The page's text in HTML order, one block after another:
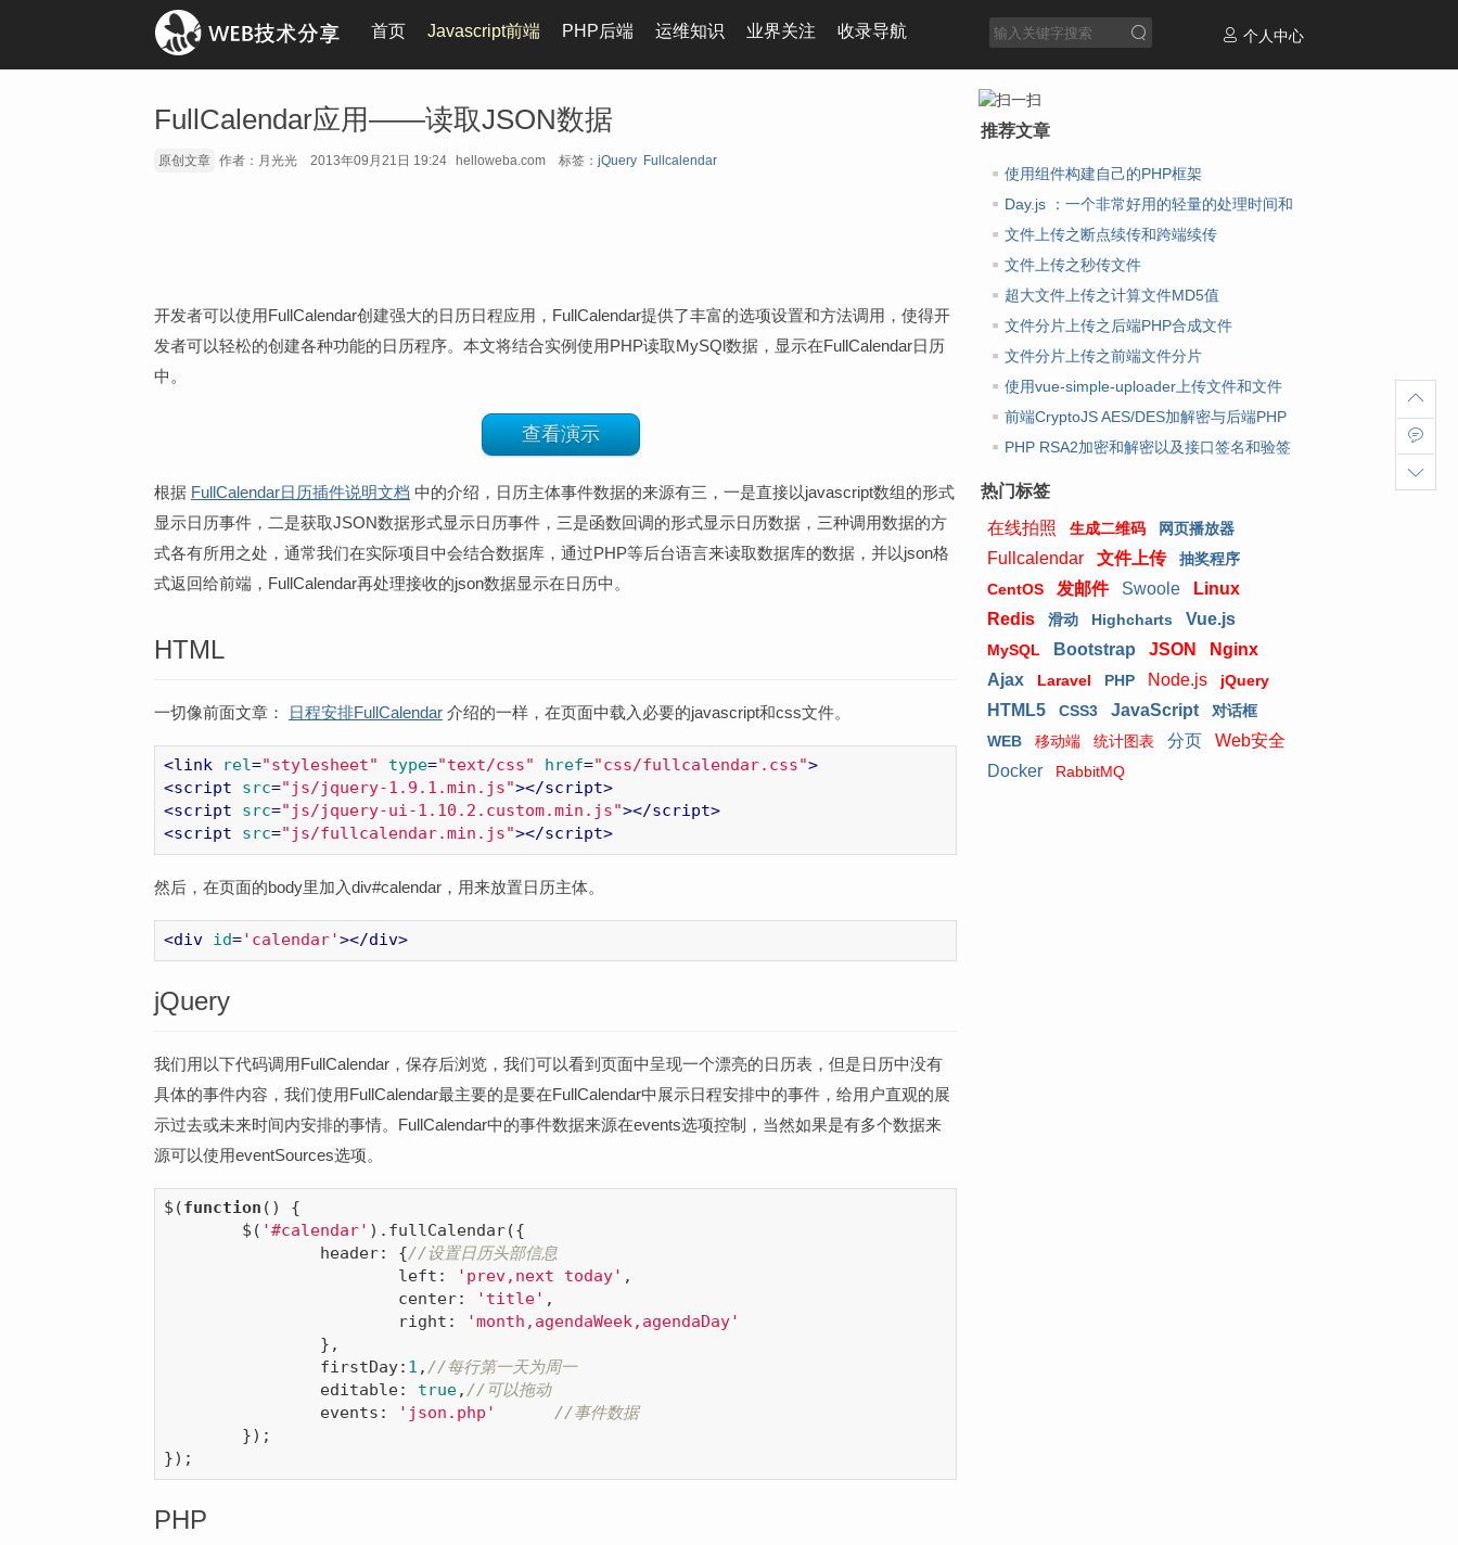
首页 Javascript前端 PHP后端 运维知识 业界关注 收录导航 个人中心
FullCalendar应用——读取JSON数据
原创文章 作者：月光光 2013年09月21日 19:24 helloweba.com 标签： jQuery Fullcalendar
开发者可以使用FullCalendar创建强大的日历日程应用，FullCalendar提供了丰富的选项设置和方法调用，使得开
发者可以轻松的创建各种功能的日历程序。本文将结合实例使用PHP读取MySQl数据，显示在FullCalendar日历
中。
查看演示
根据 FullCalendar日历插件说明文档 中的介绍，日历主体事件数据的来源有三，一是直接以javascript数组的形式
显示日历事件，二是获取JSON数据形式显示日历事件，三是函数回调的形式显示日历数据，三种调用数据的方
式各有所用之处，通常我们在实际项目中会结合数据库，通过PHP等后台语言来读取数据库的数据，并以json格
式返回给前端，FullCalendar再处理接收的json数据显示在日历中。
HTML
一切像前面文章： 日程安排FullCalendar 介绍的一样，在页面中载入必要的javascript和css文件。
<link rel="stylesheet" type="text/css" href="css/fullcalendar.css">
<script src="js/jquery-1.9.1.min.js"></script>
<script src="js/jquery-ui-1.10.2.custom.min.js"></script>
<script src="js/fullcalendar.min.js"></script>
然后，在页面的body里加入div#calendar，用来放置日历主体。
<div id='calendar'></div>
jQuery
我们用以下代码调用FullCalendar，保存后浏览，我们可以看到页面中呈现一个漂亮的日历表，但是日历中没有
具体的事件内容，我们使用FullCalendar最主要的是要在FullCalendar中展示日程安排中的事件，给用户直观的展
示过去或未来时间内安排的事情。FullCalendar中的事件数据来源在events选项控制，当然如果是有多个数据来
源可以使用eventSources选项。
$(function ( ) {
	$(
'#calendar' ).fullCalendar({
header: {//设置日历头部信息
			left:
'prev,next today' ,
center: 'title' ,
right :
'month,agendaWeek,agendaDay'
firstDay: 1 , //每行第一天为周一
		editable:
true, //可以拖动
		events:
'json.php'
//事件数据
PHP
推荐文章
使用组件构建自己的PHP框架
Day.js ：一个非常好用的轻量的处理时间和
日期库
文件上传之断点续传和跨端续传
文件上传之秒传文件
超大文件上传之计算文件MD5值
文件分片上传之后端PHP合成文件
文件分片上传之前端文件分片
使用vue-simple-uploader上传文件和文件
夹 前端CryptoJS AES/DES加解密与后端PHP
AES/DES加解密
PHP RSA2加密和解密以及接口签名和验签
热门标签
在线拍照
生成二维码 网页播放器
Fullcalendar 文件上传
抽奖程序
CentOS
发邮件 Swoole
Linux
Redis
滑动 Highcharts Vue.js
MySQL Bootstrap JSON
Nginx
Ajax
Laravel PHP Node.js jQuery
HTML5 CSS3 JavaScript
对话框
WEB
移动端 统计图表 分页
Web安全
Docker
RabbitMQ